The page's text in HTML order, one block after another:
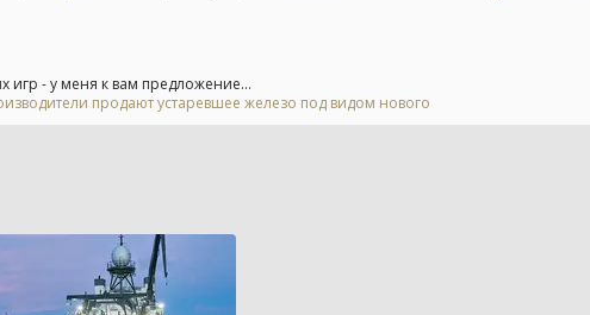
игр - у меня к вам предложение...
продают устаревшее железо под видом нового